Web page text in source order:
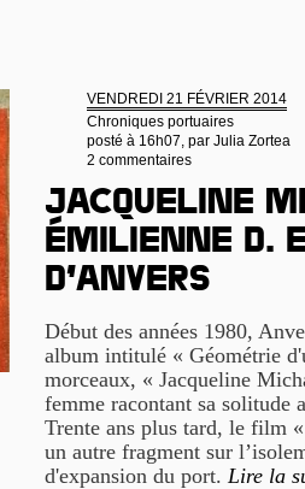
VENDREDI 21 FÉVRIER 2014
Chroniques portuaires
posté à 16h07, par Julia Zortea
2 commentaires
Jacqueline
Émilienne
d’Anvers
Début des années 1980,
album intitulé « Géométrie
morceaux, « Jacqueline
femme racontant sa solitude
Trente ans plus tard, le film
un autre fragment sur
d'expansion du port. Lire la